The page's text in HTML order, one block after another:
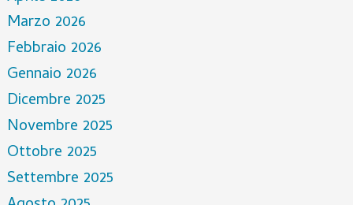
Marzo 2026
Febbraio 2026
Gennaio 2026
Dicembre 2025
Novembre 2025
Ottobre 2025
Settembre 2025